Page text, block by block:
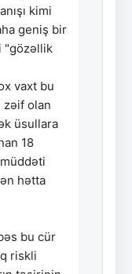
kimi
geniş bir
"gözəllik
vaxt bu
zəif olan
üsullara
18
hətta
bu cür
riskli